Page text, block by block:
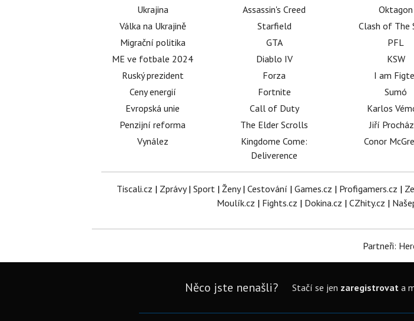
Ukrajina
Válka na Ukrajině
Migrační politika
ME ve fotbale 2024
Ruský prezident
Ceny energií
Evropská unie
Penzijní reforma
Vynález
Assassin's Creed
Starfield
GTA
Diablo IV
Forza
Fortnite
Call of Duty
The Elder Scrolls
Kingdome Come:
Deliverence
Oktagon
Clash of The
PFL
KSW
I am
Sumó
Karlos
Jiří
Conor
Tiscali.cz | Zprávy| Sport| Ženy| Cestování | Games.cz | Profigamers.cz |
Moulík.cz | Fights.cz | Dokina.cz | CZhity.cz |
Partneři:
Něco jste nenašli? Stačí se jen zaregistrovata